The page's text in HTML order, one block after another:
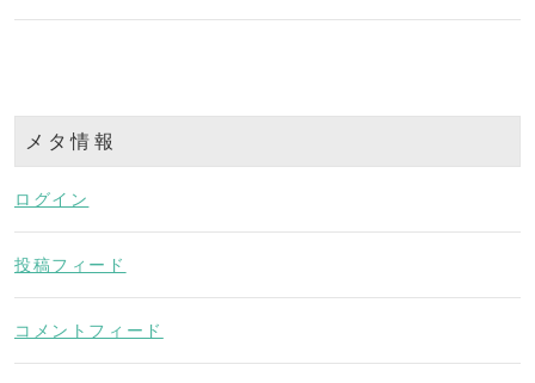
メタ情報
ログイン
投稿フィード
コメントフィード